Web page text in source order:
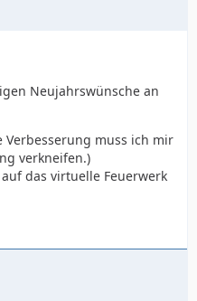
Neujahrswünsche an
Verbesserung muss ich mir
verkneifen.)
das virtuelle Feuerwerk